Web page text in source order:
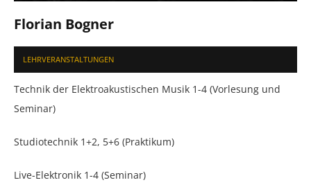
Florian Bogner
LEHRVERANSTALTUNGEN
Technik der Elektroakustischen Musik 1-4 (Vorlesung und
Seminar)
Studiotechnik 1+2, 5+6 (Praktikum)
Live-Elektronik 1-4 (Seminar)